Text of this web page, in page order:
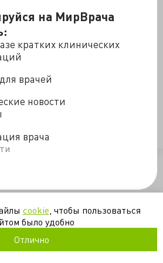
на МирВрача
кратких клинических
врачей
новости
врача
между двух регионов, при
не одна сотня километров,
Да это писец какой
приспособлена для слабых…
автора сохранены)
cookie , чтобы пользоваться
было удобно
Отлично